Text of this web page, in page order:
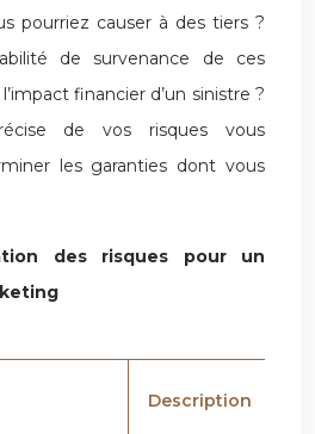
pourriez causer à des tiers ?
de survenance de ces
financier d’un sinistre ?
de vos risques vous
les garanties dont vous
des risques pour un
Description